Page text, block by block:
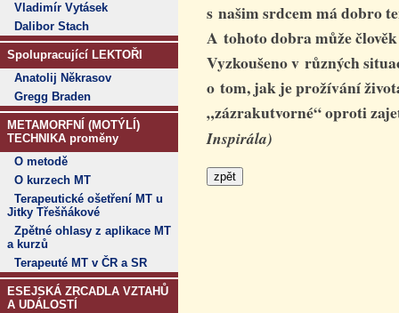
Vladimír Vytásek
Dalibor Stach
Spolupracující LEKTOŘI
Anatolij Někrasov
Gregg Braden
METAMORFNÍ (MOTÝLÍ)
TECHNIKA proměny
O metodě
O kurzech MT
Terapeutické ošetření MT u
Jitky Třešňákové
Zpětné ohlasy z aplikace MT
a kurzů
Terapeuté MT v ČR a SR
ESEJSKÁ ZRCADLA VZTAHŮ
A UDÁLOSTÍ
s našim srdcem má dobro
A tohoto dobra může
Vyzkoušeno v různých
o tom, jak je prožívání
„zázrakutvorné“ oproti
Inspirála)